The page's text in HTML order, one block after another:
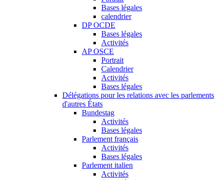
Bases légales
calendrier
DP OCDE
Bases légales
Activités
AP OSCE
Portrait
Calendrier
Activités
Bases légales
Délégations pour les relations avec les parlements
d'autres États
Bundestag
Activités
Bases légales
Parlement français
Activités
Bases légales
Parlement italien
Activités